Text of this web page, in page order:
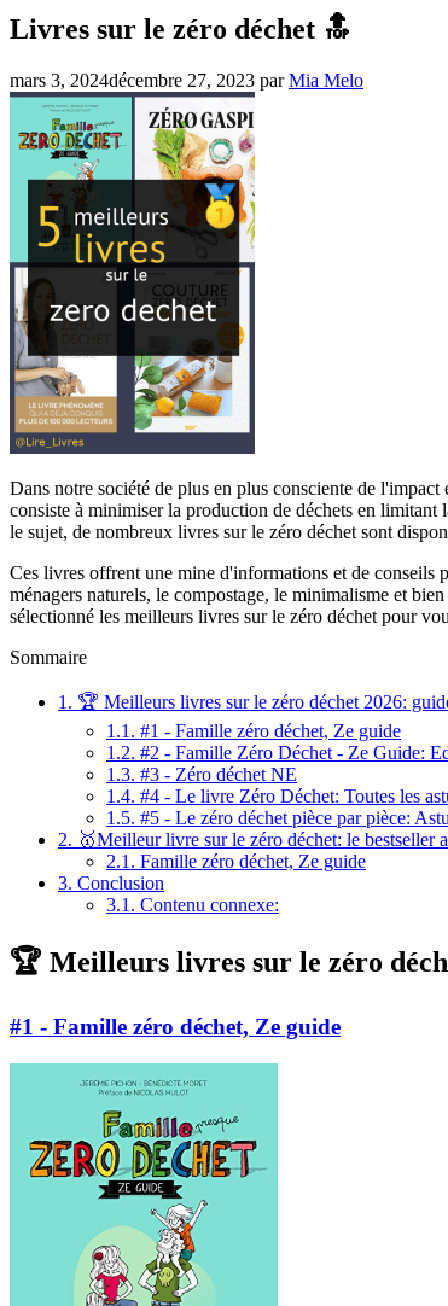
Livres sur le zéro déchet 🔝
mars 3, 2024décembre 27, 2023 parMia Melo
Dans notre société de plus en plus consciente de
consiste à minimiser la production de déchets en
le sujet, de nombreux livres sur le zéro déchet sont
Ces livres offrent une mine d'informations et de conseils
ménagers naturels, le compostage, le minimalisme et
sélectionné les meilleurs livres sur le zéro déchet pour
Sommaire
1. 🏆 Meilleurs livres sur le zéro déchet 2026:
1.1. #1 - Famille zéro déchet, Ze guide
1.2. #2 - Famille Zéro Déchet - Ze Guide:
1.3. #3 - Zéro déchet NE
1.4. #4 - Le livre Zéro Déchet: Toutes les
1.5. #5 - Le zéro déchet pièce par pièce:
2. 🥇Meilleur livre sur le zéro déchet: le bestseller
2.1. Famille zéro déchet, Ze guide
3. Conclusion
3.1. Contenu connexe:
🏆 Meilleurs livres sur le zéro
#1 - Famille zéro déchet, Ze guide